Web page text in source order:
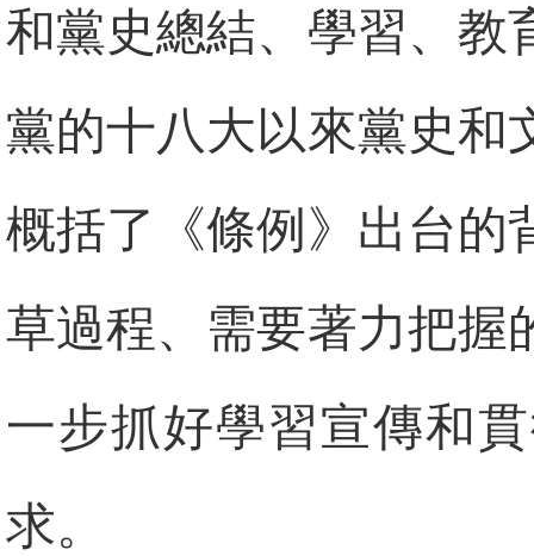
和黨史總結、學習、教
黨的十八大以來黨史和
概括了《條例》出台的
草過程、需要著力把握
一步抓好學習宣傳和
求。